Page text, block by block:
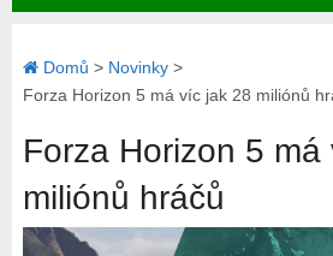
Domů > Novinky>
Forza Horizon 5 má víc jak 28 miliónů
Forza Horizon 5 má
miliónů hráčů